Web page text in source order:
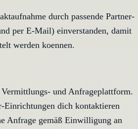
durch passende Partner-
per E-Mail) einverstanden, damit
werden koennen.
und Anfrageplattform.
Einrichtungen dich kontaktieren
Anfrage gemäß Einwilligung an